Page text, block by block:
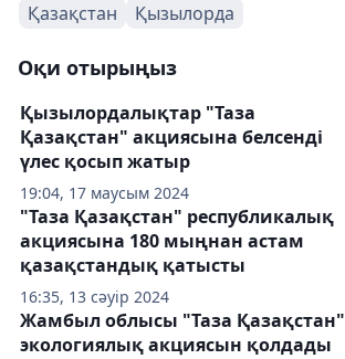
Қазақстан Қызылорда
Оқи отырыңыз
19:04, 17 маусым 2024
Қызылордалықтар "Таза
Қазақстан" акциясына белсенді
үлес қосып жатыр
16:35, 13 сәуір 2024
"Таза Қазақстан" республикалық
акциясына 180 мыңнан астам
қазақстандық қатысты
Жамбыл облысы "Таза Қазақстан"
экологиялық акциясын қолдады